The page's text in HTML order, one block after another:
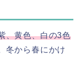
、黄色、白の3色
冬から春にかけ